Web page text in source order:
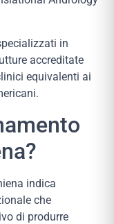
in
accreditate
equivalenti ai
indica
che
di produrre